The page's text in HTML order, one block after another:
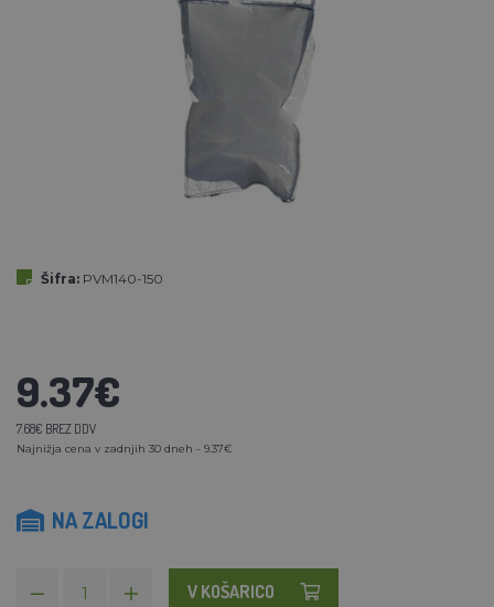
Šifra: PVM140-150
9.37€
7.68€ BREZ DDV
Najnižja cena v zadnjih 30 dneh - 9.37€
NA ZALOGI
V KOŠARICO